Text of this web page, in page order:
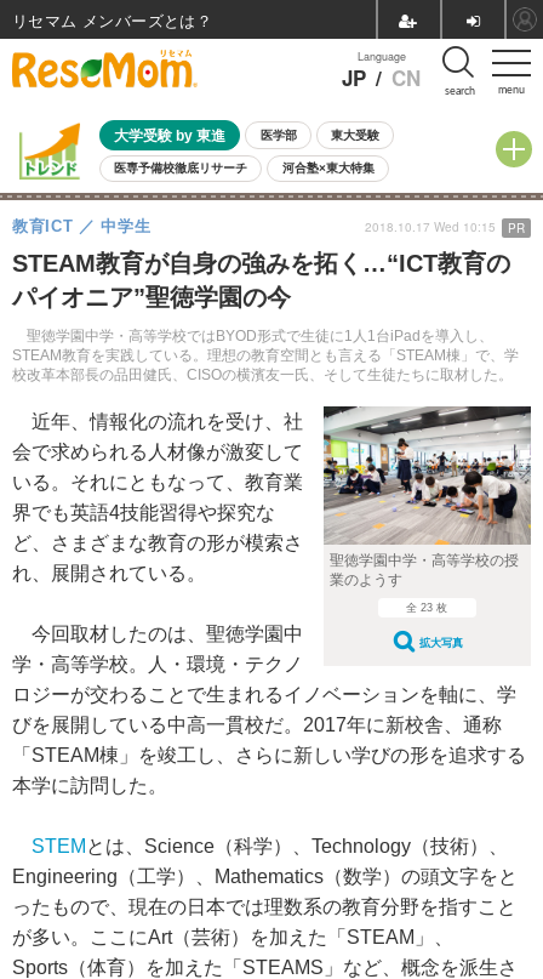
menu
Language
JP / CN search
大学受験 by 東進 医学部 東大受験
医専予備校徹底リサーチ 河合塾×東大特集
親子で考える大学選び 高校受験 中学受験 小学校受験
共通テスト 夏休み
8月開催イベント・WS 全国公立高校 過去問 人気記事
自由研究教材（小学生向け） 自由研究教材（中学生向け）
STEAM教育が自身の強みを拓く…“ICT教育の
パイオニア”聖徳学園の今
聖徳学園中学・高等学校ではBYOD形式で生徒に1人1台iPadを導入し、
STEAM教育を実践している。理想の教育空間とも言える「STEAM棟」で、学
校改革本部長の品田健氏、CISOの横濱友一氏、そして生徒たちに取材した。
教育ICT 中学生 2018.10.17 Wed 10:15 PR
聖徳学園中学・高等学校の授
業のようす
全 23 枚
拡大写真
近年、情報化の流れを受け、社
会で求められる人材像が激変して
いる。それにともなって、教育業
界でも英語4技能習得や探究な
ど、さまざまな教育の形が模索さ
れ、展開されている。
今回取材したのは、聖徳学園中
学・高等学校。人・環境・テクノ
ロジーが交わることで生まれるイノベーションを軸に、学
びを展開している中高一貫校だ。2017年に新校舎、通称
「STEAM棟」を竣工し、さらに新しい学びの形を追求する
本学に訪問した。
STEM とは、Science（科学）、Technology（技術）、
Engineering（工学）、Mathematics（数学）の頭文字をと
ったもので、現在の日本では理数系の教育分野を指すこと
が多い。ここにArt（芸術）を加えた「STEAM」、
Sports（体育）を加えた「STEAMS」など、概念を派生さ
リセマム メンバーズ